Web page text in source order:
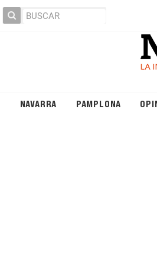
NAVARRA PAMPLONA